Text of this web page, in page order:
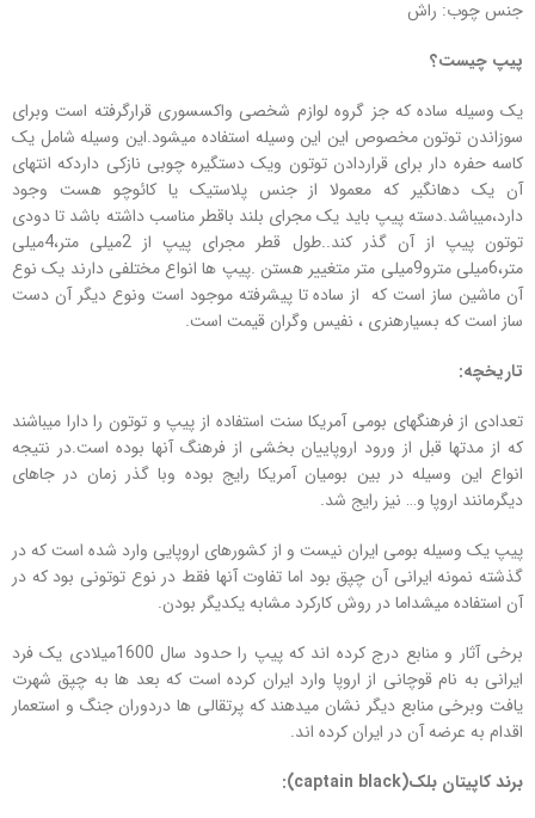
جنس چوب: راش
پیپ چیست؟
یک وسیله ساده که جز گروه لوازم شخصی واکسسوری قرارگرفته است وبرای
سوزاندن توتون مخصوص این این وسیله استفاده میشود.این وسیله شامل یک
کاسه حفره دار برای قراردادن توتون ویک دستگیره چوبی نازکی داردکه انتهای
آن یک دهانگیر که معمولا از جنس پلاستیک یا کائوچو هست وجود
دارد،میباشد.دسته پیپ باید یک مجرای بلند باقطر مناسب داشته باشد تا دودی
توتون پیپ از آن گذر کند..طول قطر مجرای پیپ از 2میلی متر،4میلی
متر،6میلی مترو9میلی متر متغییر هستن .پیپ ها انواع مختلفی دارند یک نوع
آن ماشین ساز است که از ساده تا پیشرفته موجود است ونوع دیگر آن دست
ساز است که بسیارهنری ، نفیس وگران قیمت است.
تاریخچه:
تعدادی از فرهنگهای بومی آمریکا سنت استفاده از پیپ و توتون را دارا میباشند
که از مدتها قبل از ورود اروپاییان بخشی از فرهنگ آنها بوده است.در نتیجه
انواع این وسیله در بین بومیان آمریکا رایج بوده وبا گذر زمان در جاهای
دیگرمانند اروپا و… نیز رایج شد.
پیپ یک وسیله بومی ایران نیست و از کشورهای اروپایی وارد شده است که در
گذشته نمونه ایرانی آن چپق بود اما تفاوت آنها فقط در نوع توتونی بود که در
آن استفاده میشداما در روش کارکرد مشابه یکدیگر بودن.
برخی آثار و منابع درج کرده اند که پیپ را حدود سال 1600میلادی یک فرد
ایرانی به نام قوچانی از اروپا وارد ایران کرده است که بعد ها به چپق شهرت
یافت وبرخی منابع دیگر نشان میدهند که پرتقالی ها دردوران جنگ و استعمار
اقدام به عرضه آن در ایران کرده اند.
برند کاپیتان بلک(captain black)
: